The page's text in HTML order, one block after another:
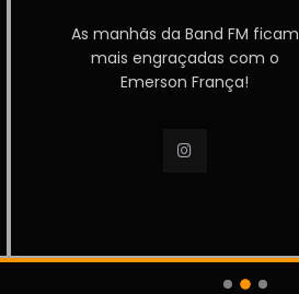
As manhãs da Band FM ficam
mais engraçadas com o
Emerson França!